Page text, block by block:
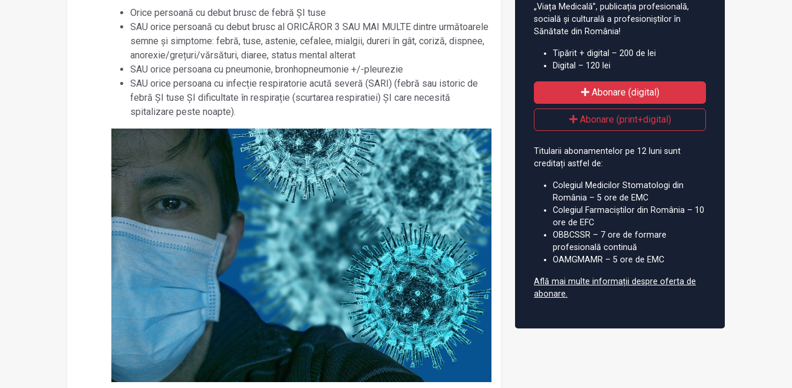
Orice persoană cu debut brusc de febră ȘI tuse
SAU orice persoană cu debut brusc al ORICĂROR 3 SAU MAI MULTE dintre următoarele
semne și simptome: febră, tuse, astenie, cefalee, mialgii, dureri în gât, coriză, dispnee,
anorexie/grețuri/vărsături, diaree, status mental alterat
SAU orice persoana cu pneumonie, bronhopneumonie +/-pleurezie
SAU orice persoana cu infecție respiratorie acută severă (SARI) (febră sau istoric de
febră ŞI tuse ŞI dificultate în respirație (scurtarea respiratiei) ŞI care necesită
spitalizare peste noapte).
„Viața Medicală”, publicația profesională,
socială și culturală a profesioniștilor în
Sănătate din România!
Tipărit + digital – 200 de lei
Digital – 120 lei
Abonare (digital)
Abonare (print+digital)
Titularii abonamentelor pe 12 luni sunt
creditați astfel de:
Colegiul Medicilor Stomatologi din
România – 5 ore de EMC
Colegiul Farmaciștilor din România – 10
ore de EFC
OBBCSSR – 7 ore de formare
profesională continuă
OAMGMAMR – 5 ore de EMC
Află mai multe informații despre oferta de
abonare.